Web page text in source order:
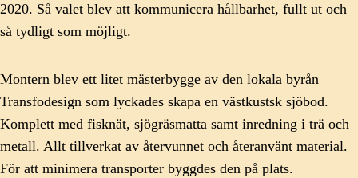
2020. Så valet blev att kommunicera hållbarhet, fullt ut och
så tydligt som möjligt.
Montern blev ett litet mästerbygge av den lokala byrån
Transfodesign som lyckades skapa en västkustsk sjöbod.
Komplett med fisknät, sjögräsmatta samt inredning i trä och
metall. Allt tillverkat av återvunnet och återanvänt material.
För att minimera transporter byggdes den på plats.